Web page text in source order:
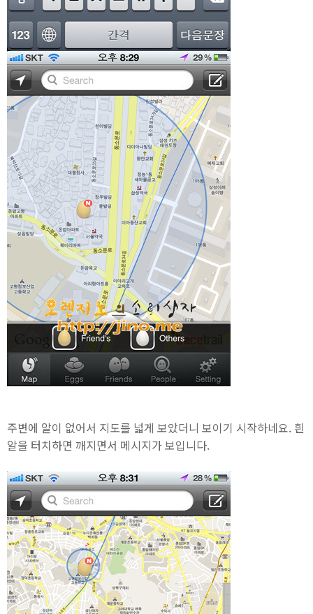
주변에 알이 없어서 지도를 넓게 보았더니 보이기 시작하네요. 흰
알을 터치하면 깨지면서 메시지가 보입니다.